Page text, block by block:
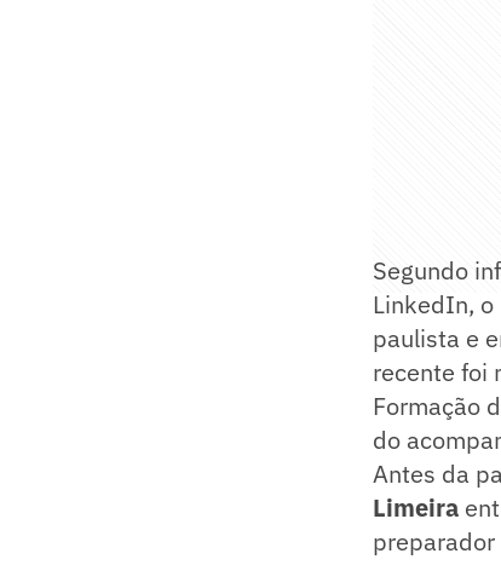
Segundo
LinkedIn,
paulista e
recente foi
Formação
do
Antes da
Limeira